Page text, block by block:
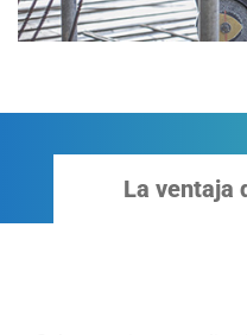
La ventaja